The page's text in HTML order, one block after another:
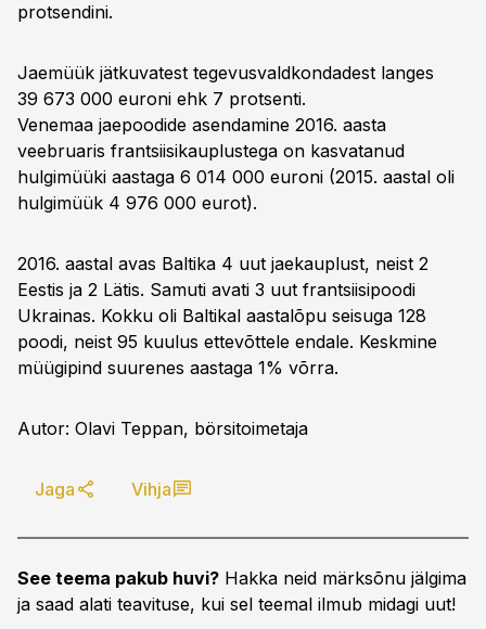
protsendini.
Jaemüük jätkuvatest tegevusvaldkondadest langes
39 673 000 euroni ehk 7 protsenti.
Venemaa jaepoodide asendamine 2016. aasta
veebruaris frantsiisikauplustega on kasvatanud
hulgimüüki aastaga 6 014 000 euroni (2015. aastal oli
hulgimüük 4 976 000 eurot).
2016. aastal avas Baltika 4 uut jaekauplust, neist 2
Eestis ja 2 Lätis. Samuti avati 3 uut frantsiisipoodi
Ukrainas. Kokku oli Baltikal aastalõpu seisuga 128
poodi, neist 95 kuulus ettevõttele endale. Keskmine
müügipind suurenes aastaga 1% võrra.
Autor: Olavi Teppan, börsitoimetaja
Jaga Vihja
See teema pakub huvi? Hakka neid märksõnu jälgima
ja saad alati teavituse, kui sel teemal ilmub midagi uut!